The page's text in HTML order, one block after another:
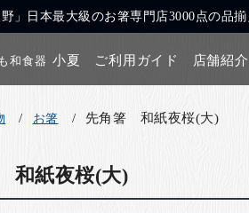
」日本最大級のお箸専門店3000点の品揃
和食器 小夏 ご利用ガイド 店舗紹介
お箸 先角箸 和紙夜桜(大)
和紙夜桜(大)